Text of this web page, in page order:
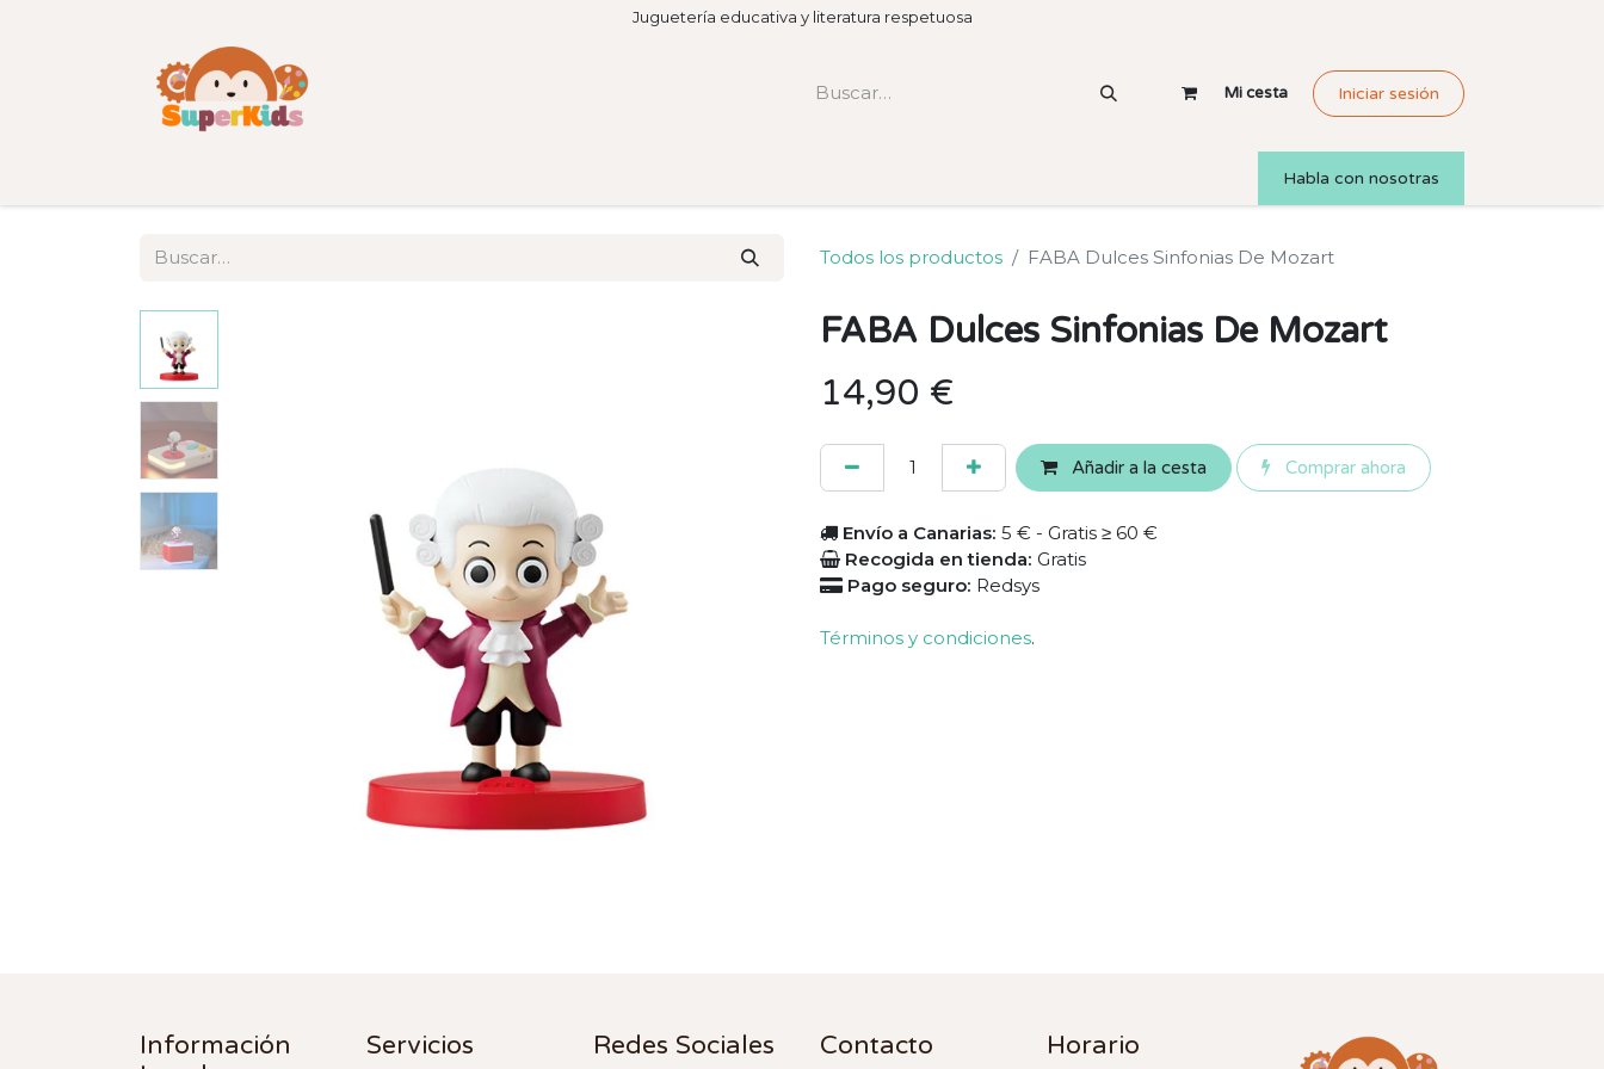
Juguetería educativa y literatura respetuosa
Mi cesta Iniciar sesión
Habla con nosotras
Todos los productos FABA Dulces Sinfonias De Mozart
FABA Dulces Sinfonias De Mozart
14,90 €
Añadir a la cesta Comprar ahora
Envío a Canarias: 5 € - Gratis ≥ 60 €
Recogida en tienda: Gratis
Pago seguro: Redsys
Términos y condiciones.
Información
Servicios Redes Sociales Contacto Horario